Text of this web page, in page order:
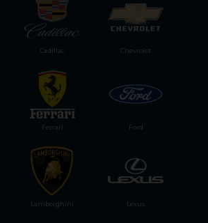
Cadillac Chevrolet
Ferrari
Lamborghini Lexus
Ford